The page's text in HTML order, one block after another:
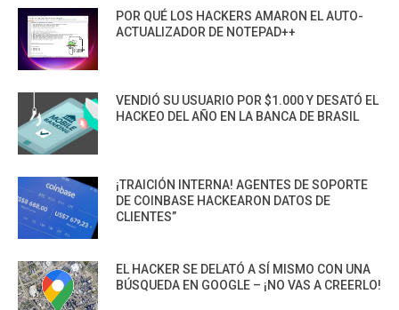
POR QUÉ LOS HACKERS AMARON EL AUTO-
ACTUALIZADOR DE NOTEPAD++
VENDIÓ SU USUARIO POR $1.000 Y DESATÓ EL
HACKEO DEL AÑO EN LA BANCA DE BRASIL
¡TRAICIÓN INTERNA! AGENTES DE SOPORTE
DE COINBASE HACKEARON DATOS DE
CLIENTES”
EL HACKER SE DELATÓ A SÍ MISMO CON UNA
BÚSQUEDA EN GOOGLE – ¡NO VAS A CREERLO!